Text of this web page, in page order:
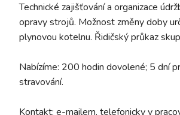
Technické zajišťování a organizace
opravy strojů. Možnost změny doby
plynovou kotelnu. Řidičský průkaz
Nabízíme: 200 hodin dovolené; 5 dní
stravování.
Kontakt: e-mailem, telefonicky v